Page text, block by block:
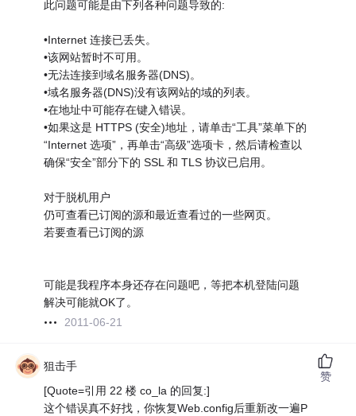
此问题可能是由下列各种问题导致的:
•Internet 连接已丢失。
•该网站暂时不可用。
•无法连接到域名服务器(DNS)。
•域名服务器(DNS)没有该网站的域的列表。
•在地址中可能存在键入错误。
•如果这是 HTTPS (安全)地址，请单击“工具”菜单下的
“Internet 选项”，再单击“高级”选项卡，然后请检查以
确保“安全”部分下的 SSL 和 TLS 协议已启用。
对于脱机用户
仍可查看已订阅的源和最近查看过的一些网页。
若要查看已订阅的源
可能是我程序本身还存在问题吧，等把本机登陆问题
解决可能就OK了。
2011-06-21
狙击手
[Quote=引用 22 楼 co_la 的回复:]
这个错误真不好找，你恢复Web.config后重新改一遍P
赞